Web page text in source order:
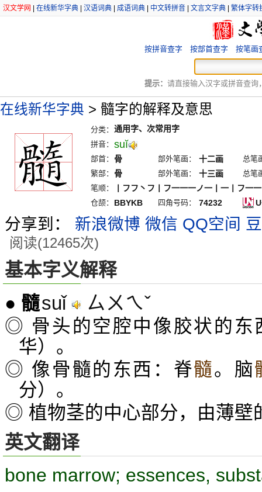
汉文学网 在线新华字典 汉语词典 成语词典 中文转拼音 文言文字典 繁体字转
按拼音查字 按部首查字 按笔画
提示： 请直接输入汉字或拼音查询
在线新华字典 > 髓字的解释及意思
分类： 通用字、次常用字
拼音： suĭ
部首： 骨 部外笔画： 十二画
总笔
繁部：
骨 部外笔画： 十三画
总笔
笔顺：
丨フフ丶フ丨フ一一一ノ一丨一丨フ一
仓颉： BBYKB 四角号码： 74232
分享到： 新浪微博 微信 QQ空间
阅读(12465次)
基本字义解释
● 髓suǐ ㄙㄨㄟˇ
◎ 骨头的空腔中像胶状的东
华）。
◎ 像骨髓的东西：脊髓。脑
分）。
◎ 植物茎的中心部分，由薄壁
英文翻译
bone marrow; essences,